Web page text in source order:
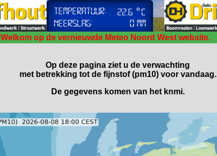
Welkom op de vernieuwde Meteo Noord West website.
Op deze pagina ziet u de verwachting
met betrekking tot de fijnstof (pm10) voor vandaag.
De gegevens komen van het knmi.